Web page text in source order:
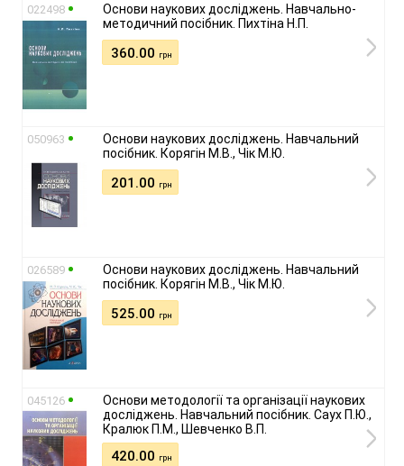
022498
Основи наукових досліджень. Навчально-
методичний посібник. Пихтіна Н.П.
360.00 грн
050963
Основи наукових досліджень. Навчальний
посібник. Корягін М.В., Чік М.Ю.
201.00 грн
026589
Основи наукових досліджень. Навчальний
посібник. Корягін М.В., Чік М.Ю.
525.00 грн
045126
Основи методології та організації наукових
досліджень. Навчальний посібник. Саух П.Ю.,
Кралюк П.М., Шевченко В.П.
420.00 грн